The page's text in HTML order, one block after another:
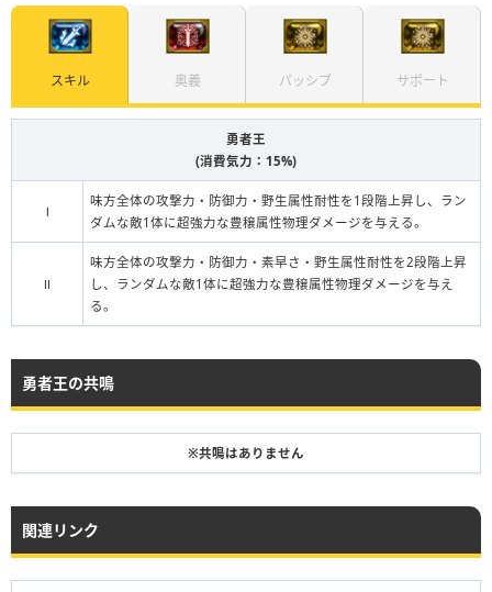
スキル 奥義 パッシブ サポート
勇者王
(消費気力：15%)
Ⅰ
味方全体の攻撃力・防御力・野生属性耐性を1段階上昇し、ラン
ダムな敵1体に超強力な豊穣属性物理ダメージを与える。
Ⅱ
味方全体の攻撃力・防御力・素早さ・野生属性耐性を2段階上昇
し、ランダムな敵1体に超強力な豊穣属性物理ダメージを与え
る。
勇者王の共鳴
※共鳴はありません
関連リンク